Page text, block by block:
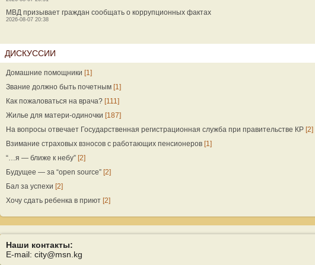
МВД призывает граждан сообщать о коррупционных фактах
2026-08-07 20:38
ДИСКУССИИ
Домашние помощники [1]
Звание должно быть почетным [1]
Как пожаловаться на врача? [111]
Жилье для матери-одиночки [187]
На вопросы отвечает Государственная регистрационная служба при правительстве КР [2]
Взимание страховых взносов с работающих пенсионеров [1]
“…я — ближе к небу” [2]
Будущее — за “open source” [2]
Бал за успехи [2]
Хочу сдать ребенка в приют [2]
Наши контакты:
E-mail: city@msn.kg